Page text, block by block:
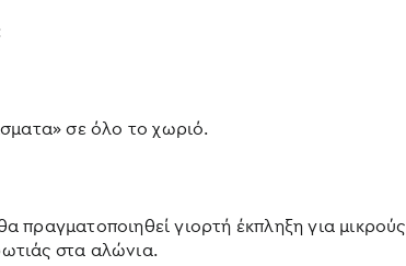
σε όλο το χωριό.
πραγματοποιηθεί γιορτή έκπληξη για μικρούς
στα αλώνια.